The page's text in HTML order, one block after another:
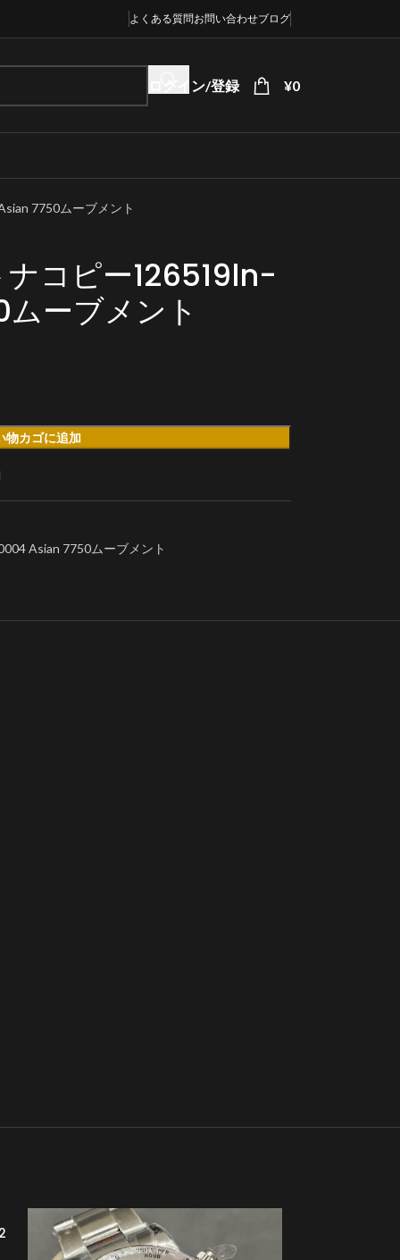
よくある質問お問い合わせブログ
ログイン/登録 ¥0
7750ムーブメント
コピー126519ln-
ーブメント
物カゴに追加
Asian 7750ムーブメント